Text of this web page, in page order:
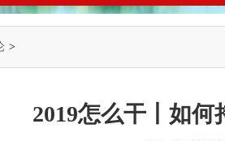
>
2019怎么干丨如何